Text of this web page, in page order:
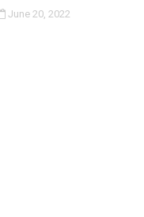
வழிபாட்டுச்
June 20, 2022